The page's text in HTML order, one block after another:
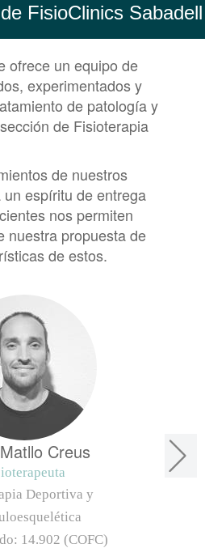
FisioClinics Sabadell
ofrece un equipo de
experimentados y
de patología y
de Fisioterapia
de nuestros
espíritu de entrega
nos permiten
nuestra propuesta de
de estos.
Creus
Deportiva y
14.902 (COFC)